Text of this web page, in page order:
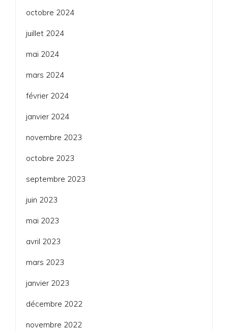
octobre 2024
juillet 2024
mai 2024
mars 2024
février 2024
janvier 2024
novembre 2023
octobre 2023
septembre 2023
juin 2023
mai 2023
avril 2023
mars 2023
janvier 2023
décembre 2022
novembre 2022